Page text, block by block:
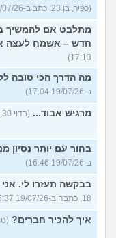
(כפיר, בן 23, כתב ב-19/07/26 17:24)
מתלבט אם להמשיך
חדש – אשמח לעצה
17:13)
מה הדרך הכי טובה
ב-19/07/26 17:04)
מרגיש אבוד... (בדוי 30, בן 30, כתב ב-19/07/26 16:55)
בחור עם יותר נסיון
ב-19/07/26 16:46)
בבקשה תעזרו לי.
18, כתבה ב-19/07/26 16:37)
איך להכיר חברים? (טוהר,